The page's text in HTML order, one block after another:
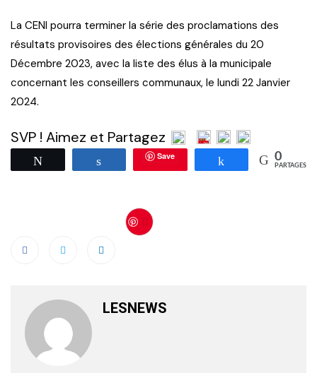
La CENI pourra terminer la série des proclamations des
résultats provisoires des élections générales du 20
Décembre 2023, avec la liste des élus à la municipale
concernant les conseillers communaux, le lundi 22 Janvier
2024.
SVP ! Aimez et Partagez
Partagez Save Partagez 0
PARTAGES
LESNEWS